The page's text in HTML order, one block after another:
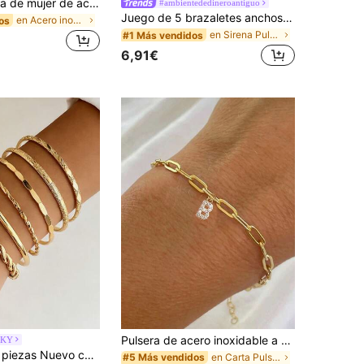
1 pieza Pulsera de mujer de acero inoxidable 304 exagerada, línea geométrica asimétrica, tono dorado, tamaño ajustable, hipoalergénica y resistente a la decoloración, ondulada y gruesa
en Acero inoxidable Brazaletes de mujer
#ambientededineroantiguo
Juego de 5 brazaletes anchos de metal dorado con diseño geométrico exagerado de lujo vintage, adecuado para uso diario y como regalo, pieza de declaración
#1 Más vendidos en Sirena Pulseras De Mujer
6,91€
de oro multicapa, joyería de brazalete liso y retorcido de moda para mujer, regalo para fiesta
Pulsera de acero inoxidable a prueba de agua y resistente al desteñido, de estilo minimalista con 26 letras mayúsculas microincrustadas de circonita, adecuada para uso diario de la mujer
#5 Más vendidos en Carta Pulseras De Mujer